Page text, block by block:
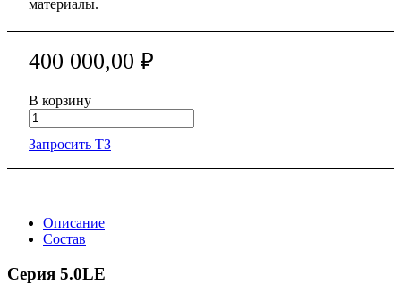
материалы.
400 000,00 ₽
В корзину
Запросить ТЗ
Описание
Состав
Серия 5.0LE